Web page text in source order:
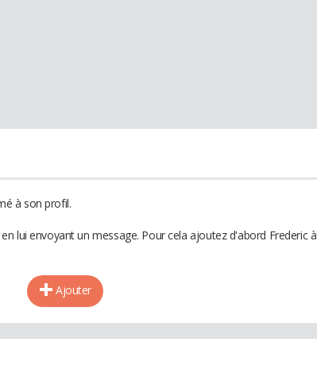
à son profil.
lui envoyant un message. Pour cela ajoutez d'abord Frederic à
Ajouter